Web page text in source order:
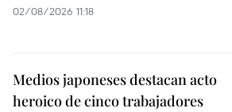
02/08/2026 11:18
Medios japoneses destacan acto
heroico de cinco trabajadores